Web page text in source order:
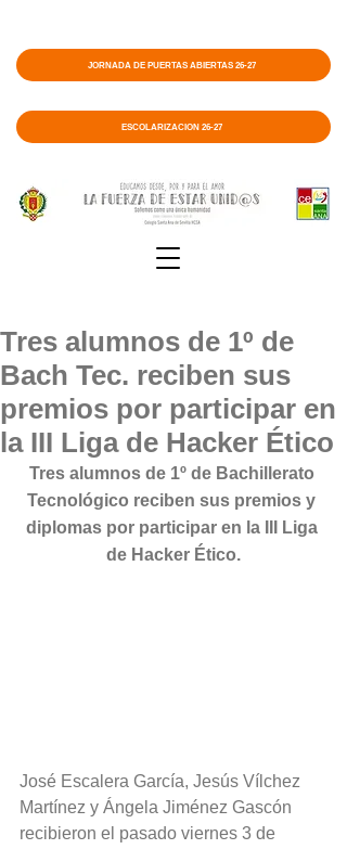
ESCOLARIZACIÓN 26-27
JORNADA DE PUERTAS ABIERTAS 26-27
Tres alumnos de 1º de
Bach Tec. reciben sus
premios por participar en
la III Liga de Hacker Ético
Tres alumnos de 1º de Bachillerato
Tecnológico reciben sus premios y
diplomas por participar en la III Liga
de Hacker Ético.
José Escalera García, Jesús Vílchez
Martínez y Ángela Jiménez Gascón
recibieron el pasado viernes 3 de